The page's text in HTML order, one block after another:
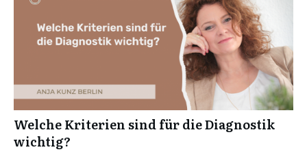
Welche Kriterien sind für die Diagnostik
wichtig?